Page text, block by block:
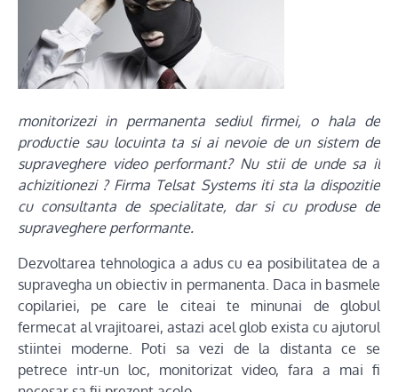
monitorizezi in permanenta sediul firmei, o hala de
productie sau locuinta ta si ai nevoie de un sistem de
supraveghere video performant? Nu stii de unde sa il
achizitionezi ? Firma Telsat Systems iti sta la dispozitie
cu consultanta de specialitate, dar si cu produse de
supraveghere performante.
Dezvoltarea tehnologica a adus cu ea posibilitatea de a
supravegha un obiectiv in permanenta. Daca in basmele
copilariei, pe care le citeai te minunai de globul
fermecat al vrajitoarei, astazi acel glob exista cu ajutorul
stiintei moderne. Poti sa vezi de la distanta ce se
petrece intr-un loc, monitorizat video, fara a mai fi